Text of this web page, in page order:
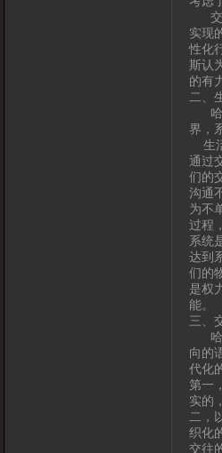
交
实现
性化
斯认
的有
二、
哈
界，
生
通过
们的
沟通
为不
过程
系统
达到
们的
是权
能。
三、
哈
向的
代化
第一
实的
二，
织化
交往